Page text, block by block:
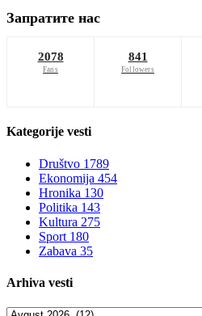
Запратите нас
2078
Fans
841
Followers
Kategorije vesti
Društvo 1789
Ekonomija 454
Hronika 130
Politika 143
Kultura 275
Sport 180
Zabava 35
Arhiva vesti